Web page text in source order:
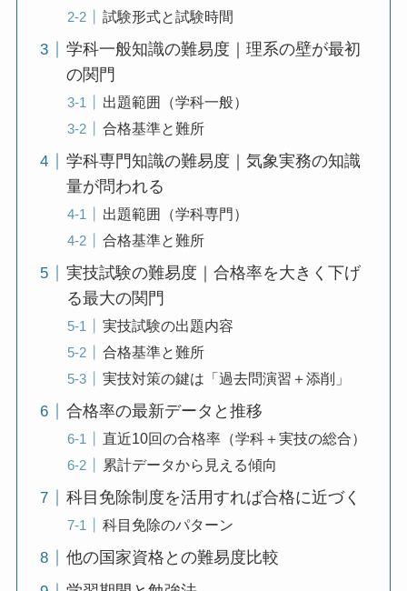
試験形式と試験時間
学科一般知識の難易度｜理系の壁が最初
の関門
出題範囲（学科一般）
合格基準と難所
学科専門知識の難易度｜気象実務の知識
量が問われる
出題範囲（学科専門）
合格基準と難所
実技試験の難易度｜合格率を大きく下げ
る最大の関門
実技試験の出題内容
合格基準と難所
実技対策の鍵は「過去問演習＋添削」
合格率の最新データと推移
直近10回の合格率（学科＋実技の総合）
累計データから見える傾向
科目免除制度を活用すれば合格に近づく
科目免除のパターン
他の国家資格との難易度比較